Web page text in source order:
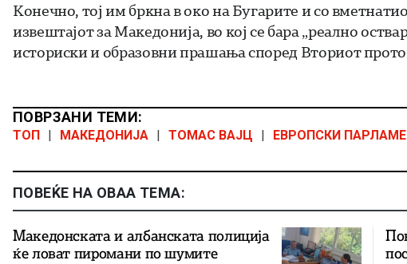
Конечно, тој им бркна в око на Бугарите и со
извештајот за Македонија, во кој се бара „реално
историски и образовни прашања според Вториот
ПОВРЗАНИ ТЕМИ:
ТОП МАКЕДОНИЈА ТОМАС ВАЈЦ ЕВРОПСКИ
ПОВЕЌЕ НА ОВАА ТЕМА:
Македонската и албанската полиција
ќе ловат пиромани по шумите